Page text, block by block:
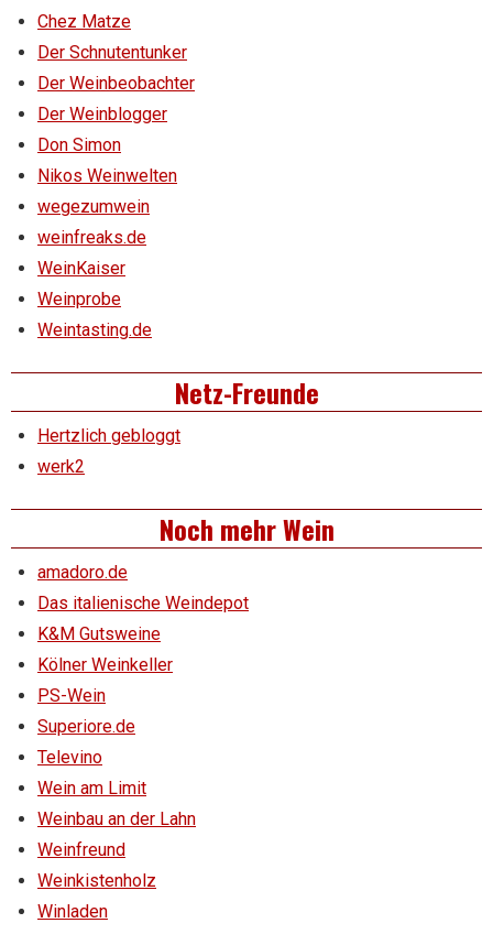
Chez Matze
Der Schnutentunker
Der Weinbeobachter
Der Weinblogger
Don Simon
Nikos Weinwelten
wegezumwein
weinfreaks.de
WeinKaiser
Weinprobe
Weintasting.de
Netz-Freunde
Hertzlich gebloggt
werk2
Noch mehr Wein
amadoro.de
Das italienische Weindepot
K&M Gutsweine
Kölner Weinkeller
PS-Wein
Superiore.de
Televino
Wein am Limit
Weinbau an der Lahn
Weinfreund
Weinkistenholz
Winladen